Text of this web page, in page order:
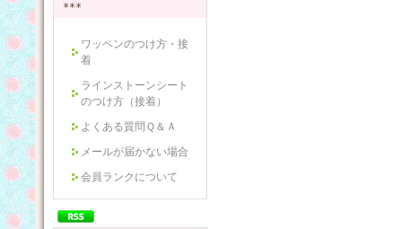
***
ワッペンのつけ方・接
着
ラインストーンシート
のつけ方（接着）
よくある質問Ｑ＆Ａ
メールが届かない場合
会員ランクについて